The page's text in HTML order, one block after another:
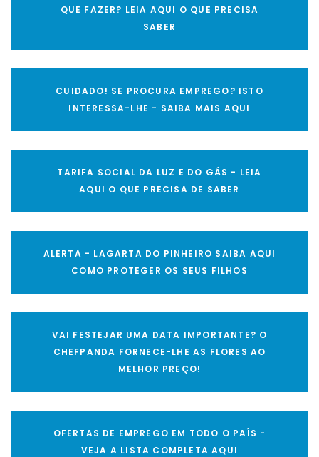
QUE FAZER? LEIA AQUI O QUE PRECISA
SABER
CUIDADO! SE PROCURA EMPREGO? ISTO
INTERESSA-LHE - SAIBA MAIS AQUI
TARIFA SOCIAL DA LUZ E DO GÁS - LEIA
AQUI O QUE PRECISA DE SABER
ALERTA - LAGARTA DO PINHEIRO SAIBA AQUI
COMO PROTEGER OS SEUS FILHOS
VAI FESTEJAR UMA DATA IMPORTANTE? O
CHEFPANDA FORNECE-LHE AS FLORES AO
MELHOR PREÇO!
OFERTAS DE EMPREGO EM TODO O PAÍS -
VEJA A LISTA COMPLETA AQUI